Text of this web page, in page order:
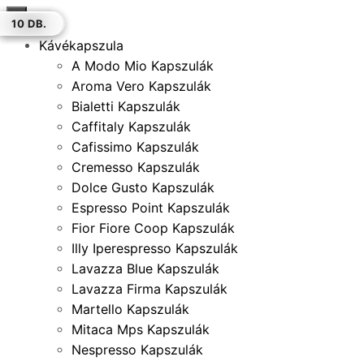
×
Kávékapszula
A Modo Mio Kapszulák
Aroma Vero Kapszulák
Bialetti Kapszulák
Caffitaly Kapszulák
Cafissimo Kapszulák
Cremesso Kapszulák
Dolce Gusto Kapszulák
Espresso Point Kapszulák
Fior Fiore Coop Kapszulák
Illy Iperespresso Kapszulák
Lavazza Blue Kapszulák
Lavazza Firma Kapszulák
Martello Kapszulák
Mitaca Mps Kapszulák
Nespresso Kapszulák
10 DB
20 DB.
30 DB.
18 DB.
20 DB.
10 DB.
10 DB.